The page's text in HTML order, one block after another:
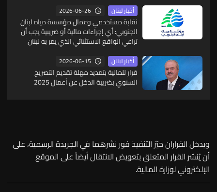
أخبار لبنان 2026-06-26
نقابة مستخدمي وعمال مؤسسة مياه لبنان
الجنوبي: أي إجراءات مالية أو ضريبية يجب أن
تراعي الواقع الاستثنائي الذي يمر به لبنان
أخبار لبنان 2026-06-15
قرار للمالية بتمديد مهلة تقديم التصريح
السنوي بضريبة الدخل عن أعمال 2025
ويدخل القراران حيّز التنفيذ فور نشرهما في الجريدة الرسمية، على
أن يُنشر القرار المتعلق بتعويض الانتقال أيضاً على الموقع
الإلكتروني لوزارة المالية.